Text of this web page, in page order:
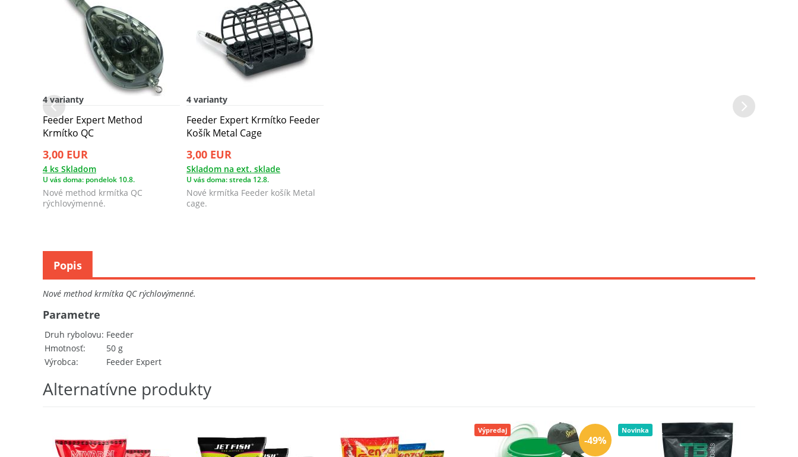
4 varianty
Feeder Expert Method
Krmítko QC
3,00 EUR
4 ks Skladom
U vás doma: pondelok 10.8.
Nové method krmítka QC
rýchlovýmenné.
4 varianty
Feeder Expert Krmítko Feeder
Košík Metal Cage
3,00 EUR
Skladom na ext. sklade
U vás doma: streda 12.8.
Nové krmítka Feeder košík Metal
cage.
Nové method krmítka QC rýchlovýmenné.
Druh rybolovu Feeder
Hmotnosť
50 g
Výrobca
Feeder Expert
Parametre
Popis
Alternatívne produkty
-49%
Výpredaj Novinka